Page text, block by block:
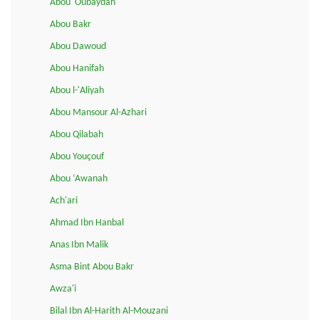
Abou 'Oubaydah
Abou Bakr
Abou Dawoud
Abou Hanifah
Abou l-'Aliyah
Abou Mansour Al-Azhari
Abou Qilabah
Abou Youçouf
Abou ‘Awanah
Ach'ari
Ahmad Ibn Hanbal
Anas Ibn Malik
Asma Bint Abou Bakr
Awza'i
Bilal Ibn Al-Harith Al-Mouzani